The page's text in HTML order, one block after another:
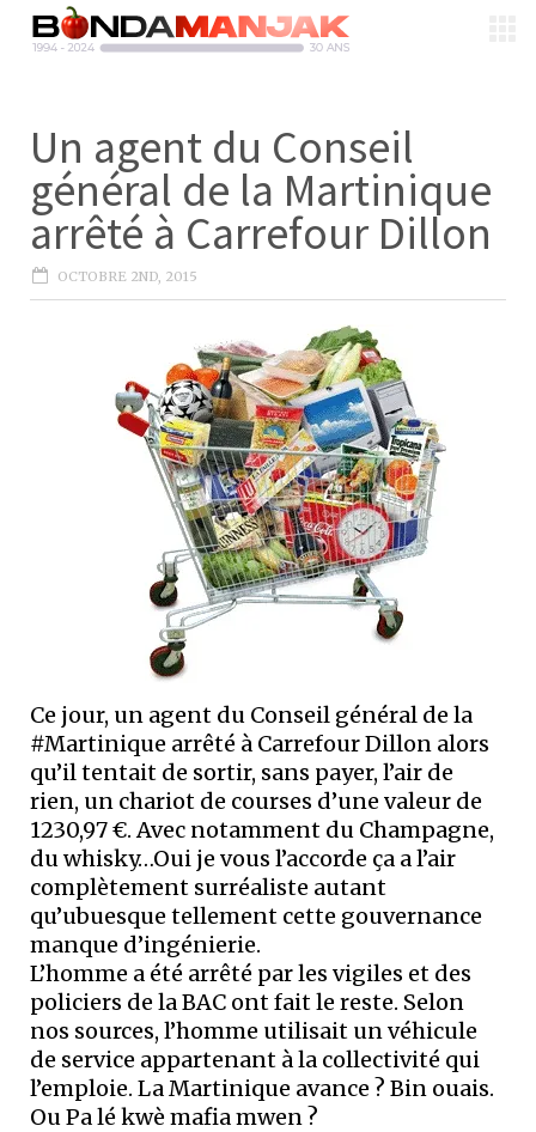
Un agent du Conseil
général de la Martinique
arrêté à Carrefour Dillon
OCTOBRE 2ND, 2015
Ce jour, un agent du Conseil général de la
#Martinique arrêté à Carrefour Dillon alors
qu’il tentait de sortir, sans payer, l’air de
rien, un chariot de courses d’une valeur de
1230,97 €. Avec notamment du Champagne,
du whisky…Oui je vous l’accorde ça a l’air
complètement surréaliste autant
qu’ubuesque tellement cette gouvernance
manque d’ingénierie.
L’homme a été arrêté par les vigiles et des
policiers de la BAC ont fait le reste. Selon
nos sources, l’homme utilisait un véhicule
de service appartenant à la collectivité qui
l’emploie. La Martinique avance ? Bin ouais.
Ou Pa lé kwè mafia mwen ?